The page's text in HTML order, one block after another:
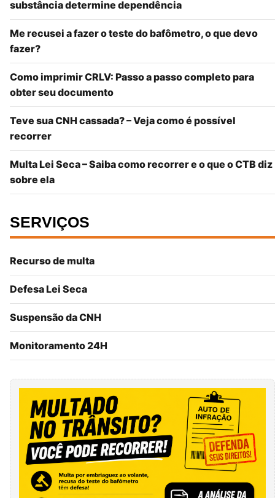
substância determine dependência
Me recusei a fazer o teste do bafômetro, o que devo
fazer?
Como imprimir CRLV: Passo a passo completo para
obter seu documento
Teve sua CNH cassada? – Veja como é possível
recorrer
Multa Lei Seca – Saiba como recorrer e o que o CTB diz
sobre ela
SERVIÇOS
Recurso de multa
Defesa Lei Seca
Suspensão da CNH
Monitoramento 24H